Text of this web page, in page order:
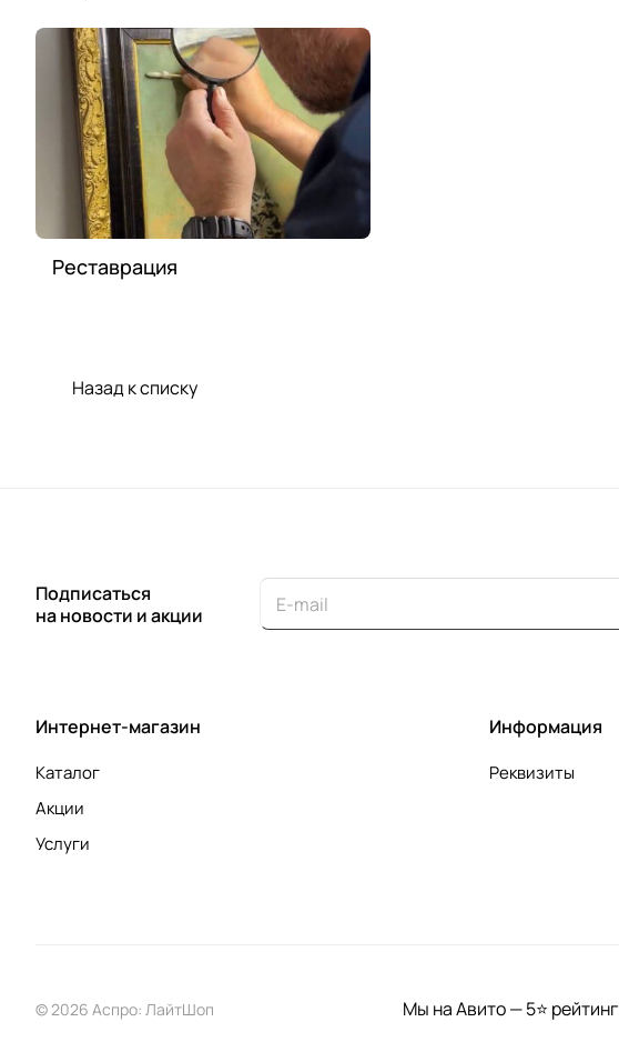
Реставрация
Назад к списку
Подписаться
на новости и акции
Интернет-магазин
Каталог
Акции
Услуги
Информация
Реквизиты
© 2026 Аспро: ЛайтШоп Мы на Авито — 5⭐ рейтинг